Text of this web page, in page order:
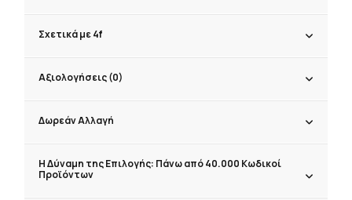
Σχετικά με 4f
Αξιολογήσεις (0)
Δωρεάν Αλλαγή
Η Δύναμη της Επιλογής: Πάνω από 40.000 Κωδικοί
Προϊόντων